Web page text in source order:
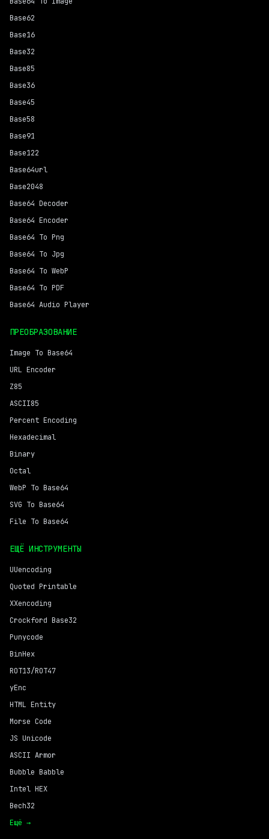
Base62
Base16
Base32
Base85
Base36
Base45
Base58
Base91
Base122
Base64url
Base2048
Base64 Decoder
Base64 Encoder
Base64 To Png
Base64 To Jpg
Base64 To WebP
Base64 To PDF
Base64 Audio Player
ПРЕОБРАЗОВАНИЕ
Image To Base64
URL Encoder
Z85
ASCII85
Percent Encoding
Hexadecimal
Binary
Octal
WebP To Base64
SVG To Base64
File To Base64
ЕЩЁ ИНСТРУМЕНТЫ
UUencoding
Quoted Printable
XXencoding
Crockford Base32
Punycode
BinHex
ROT13/ROT47
yEnc
HTML Entity
Morse Code
JS Unicode
ASCII Armor
Bubble Babble
Intel HEX
Bech32
Ещё →